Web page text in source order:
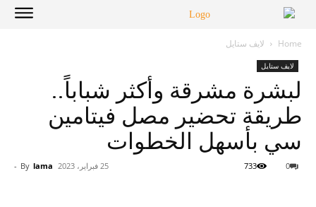
Home لايف ستايل
لايف ستايل
لبشرة مشرقة وأكثر شباباً..
طريقة تحضير مصل فيتامين
سي بأسهل الخطوات
By lama
- 25 فبراير، 2023 0
733